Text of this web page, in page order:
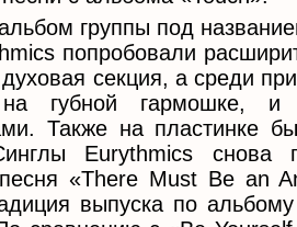
группы под
попробовали
духовая секция, а среди
губной гармошке, и
Также на пластинке
Eurythmics
«There Must Be an
выпуска по